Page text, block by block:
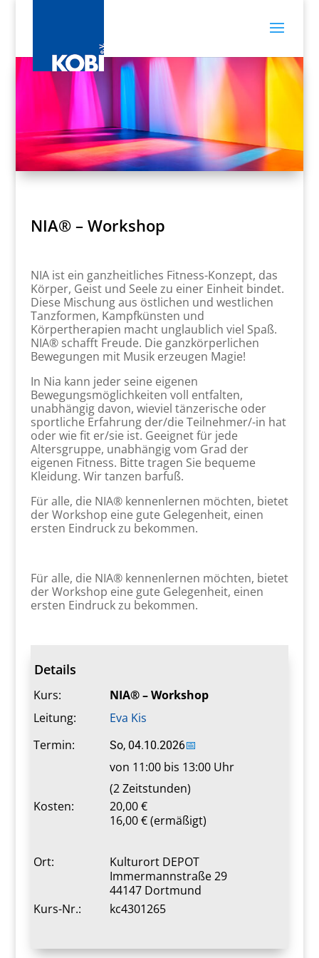
NIA® – Workshop
NIA ist ein ganzheitliches Fitness-Konzept, das
Körper, Geist und Seele zu einer Einheit bindet.
Diese Mischung aus östlichen und westlichen
Tanzformen, Kampfkünsten und
Körpertherapien macht unglaublich viel Spaß.
NIA® schafft Freude. Die ganzkörperlichen
Bewegungen mit Musik erzeugen Magie!
In Nia kann jeder seine eigenen
Bewegungsmöglichkeiten voll entfalten,
unabhängig davon, wieviel tänzerische oder
sportliche Erfahrung der/die Teilnehmer/-in hat
oder wie fit er/sie ist. Geeignet für jede
Altersgruppe, unabhängig vom Grad der
eigenen Fitness. Bitte tragen Sie bequeme
Kleidung. Wir tanzen barfuß.
Für alle, die NIA® kennenlernen möchten, bietet
der Workshop eine gute Gelegenheit, einen
ersten Eindruck zu bekommen.
Für alle, die NIA® kennenlernen möchten, bietet
der Workshop eine gute Gelegenheit, einen
ersten Eindruck zu bekommen.
Details
Kurs:
NIA® – Workshop
Leitung:
Eva Kis
Termin:
So, 04.10.2026📅
von 11:00 bis 13:00 Uhr
(2 Zeitstunden)
Kosten:
20,00 €
16,00 € (ermäßigt)
Ort:
Kulturort DEPOT
Immermannstraße 29
44147 Dortmund
Kurs-Nr.:
kc4301265